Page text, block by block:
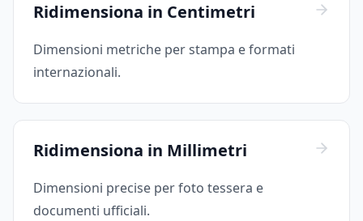
Ridimensiona in Centimetri
Dimensioni metriche per stampa e formati
internazionali.
Ridimensiona in Millimetri
Dimensioni precise per foto tessera e
documenti ufficiali.